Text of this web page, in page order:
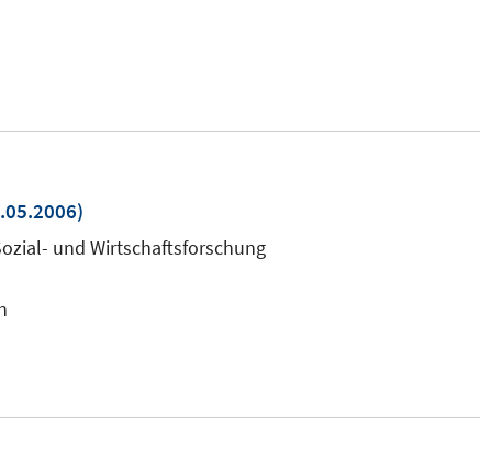
und Wirtschaftsforschung